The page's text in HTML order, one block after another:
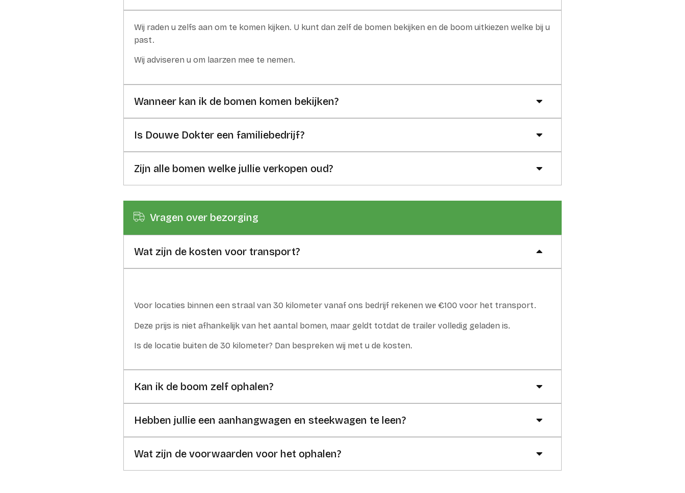
Wij raden u zelfs aan om te komen kijken. U kunt dan zelf de bomen bekijken en de boom uitkiezen welke bij u
past.
Wij adviseren u om laarzen mee te nemen.
Wanneer kan ik de bomen komen bekijken?
Is Douwe Dokter een familiebedrijf?
Zijn alle bomen welke jullie verkopen oud?
Vragen over bezorging
Wat zijn de kosten voor transport?
Voor locaties binnen een straal van 30 kilometer vanaf ons bedrijf rekenen we €100 voor het transport.
Deze prijs is niet afhankelijk van het aantal bomen, maar geldt totdat de trailer volledig geladen is.
Is de locatie buiten de 30 kilometer? Dan bespreken wij met u de kosten.
Kan ik de boom zelf ophalen?
Hebben jullie een aanhangwagen en steekwagen te leen?
Wat zijn de voorwaarden voor het ophalen?